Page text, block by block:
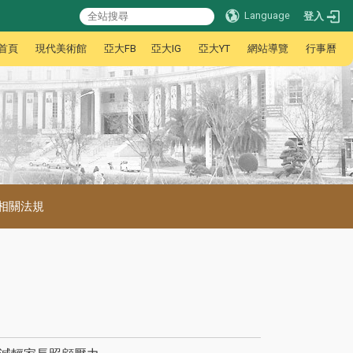
Language 登入
頁 現代美術館 亞大FB 亞大IG 亞大YT 網站導覽 行事曆
關法規